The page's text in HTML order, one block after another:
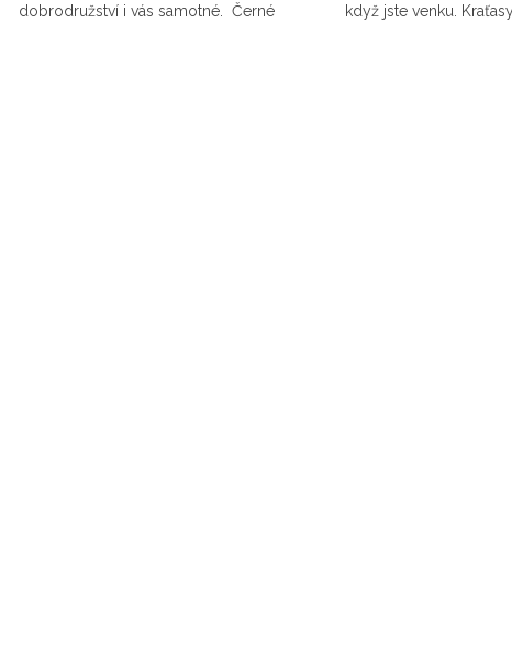
dobrodružství i vás samotné. Černé
když jste venku.